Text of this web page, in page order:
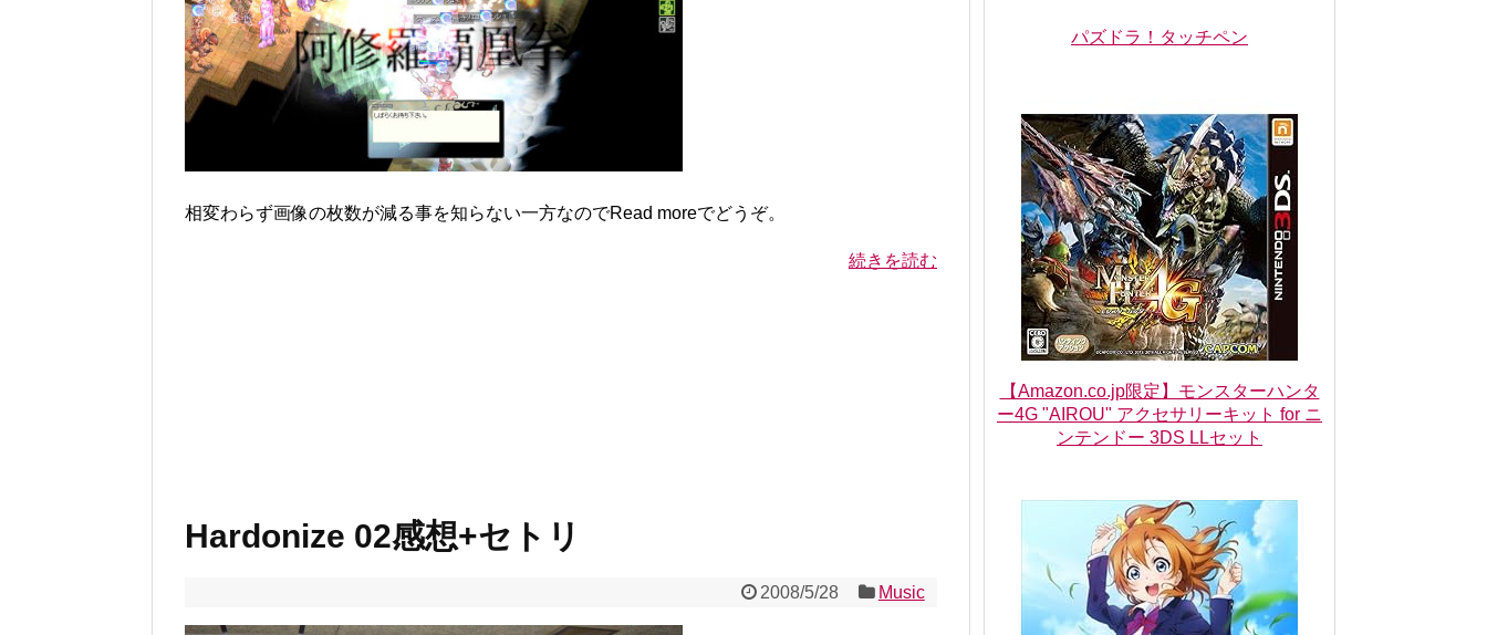
相変わらず画像の枚数が減る事を知らない一方なのでRead moreでどうぞ。
続きを読む
Hardonize 02感想+セトリ
2008/5/28 Music
パズドラ！タッチペン
【Amazon.co.jp限定】モンスターハンタ
ー4G "AIROU" アクセサリーキット for ニ
ンテンドー 3DS LLセット